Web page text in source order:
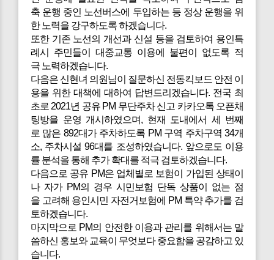
축 운행 중인 노선버스에 투입하는 등 정상 운행을 위
한 노력을 강구하도록 하겠습니다.
또한 기존 노선의 개선과 신설 등을 검토하여 용인특
례시 주민들이 대중교통 이용에 불편이 없도록 적
극 노력하겠습니다.
다음은 신현녀 의원님이 질문하신 전동킥보드 안전 이
용을 위한 대책에 대하여 답변드리겠습니다. 전국 최
초로 2021년 공유 PM 무단주차 신고 카카오톡 오픈채
팅방을 운영 개시하였으며, 현재 도내에서 세 번째
로 많은 892대가 주차하도록 PM 구역 주차구역 34개
소, 주차시설 96대를 조성하였습니다. 앞으로도 이용
률 분석을 통해 추가 확대를 적극 검토하겠습니다.
다음으로 공유 PM은 업체별로 보험이 가입된 상태이
나 자가 PM의 경우 시민보험 단독 상품이 없는 점
을 고려해 용인시민 자전거보험에 PM 특약 추가를 검
토하겠습니다.
마지막으로 PM의 안전한 이용과 관리를 위해서는 말
씀하신 홍보와 교육이 무엇보다 중요함을 공감하고 있
습니다.